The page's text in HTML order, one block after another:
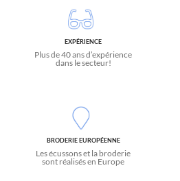
EXPÉRIENCE
Plus de 40 ans d’expérience
dans le secteur!
BRODERIE EUROPÉENNE
Les écussons et la broderie
sont réalisés en Europe